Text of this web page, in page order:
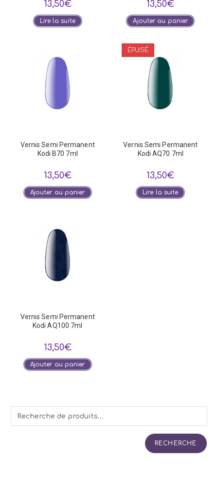
13,50€
Lire la suite
13,50€
Ajouter au panier
Vernis Semi Permanent
Kodi B70 7ml
13,50€
Ajouter au panier
ÉPUISÉ
Vernis Semi Permanent
Kodi AQ70 7ml
13,50€
Lire la suite
Vernis Semi Permanent
Kodi AQ100 7ml
13,50€
Ajouter au panier
RECHERCHE